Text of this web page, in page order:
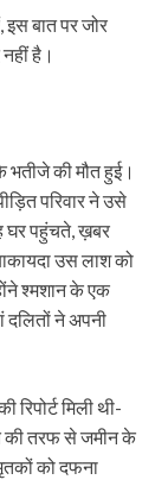
बात पर जोर
है।
भतीजे की मौत हुई।
परिवार ने उसे
घर पहुंचते, ख़बर
उस लाश को
श्‍मशान के एक
दलितों ने अपनी
मिली थी-
की तरफ से जमीन के
को दफना